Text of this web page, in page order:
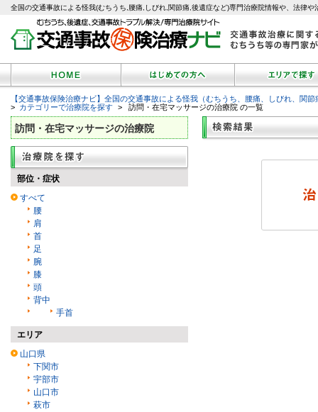
全国の交通事故による怪我(むちうち,腰痛,しびれ,関節痛,後遺症など)専門治療院情報や、法律
【交通事故保険治療ナビ】全国の交通事故による怪我（むちうち、腰痛、しびれ、関
> カテゴリーで治療院を探す > 訪問・在宅マッサージの治療院 の一覧
訪問・在宅マッサージの治療院
部位・症状
すべて
腰
肩
首
足
腕
膝
頭
背中
手首
エリア
山口県
下関市
宇部市
山口市
萩市